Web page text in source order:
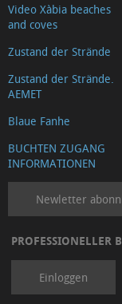
Video Xàbia beaches
and coves
Zustand der Strände
Zustand der Strände.
AEMET
Blaue Fanhe
BUCHTEN ZUGANG
INFORMATIONEN
Newletter
PROFESSIONELLER
Einloggen